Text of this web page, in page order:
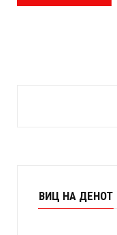
ВИЦ НА ДЕНОТ